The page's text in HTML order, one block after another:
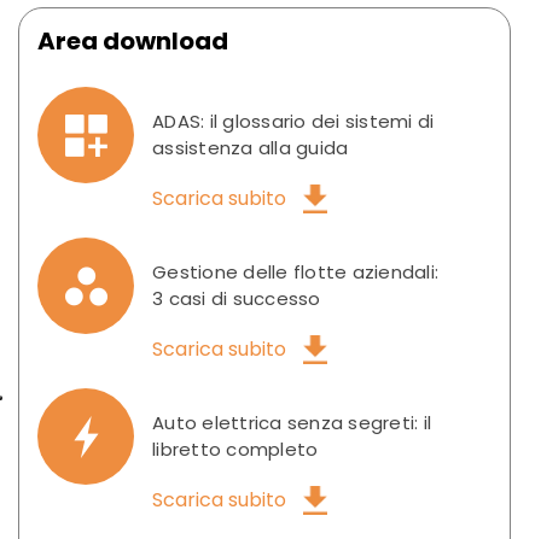
Area download
ADAS: il glossario dei sistemi di
assistenza alla guida
Scarica subito
Gestione delle flotte aziendali:
3 casi di successo
Scarica subito
Auto elettrica senza segreti: il
libretto completo
Scarica subito